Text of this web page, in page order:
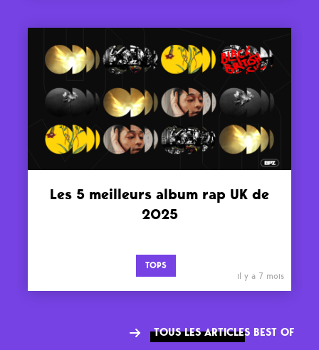
Les 5 meilleurs album rap UK de
2025
TOPS
il y a 7 mois
TOUS LES ARTICLES BEST OF